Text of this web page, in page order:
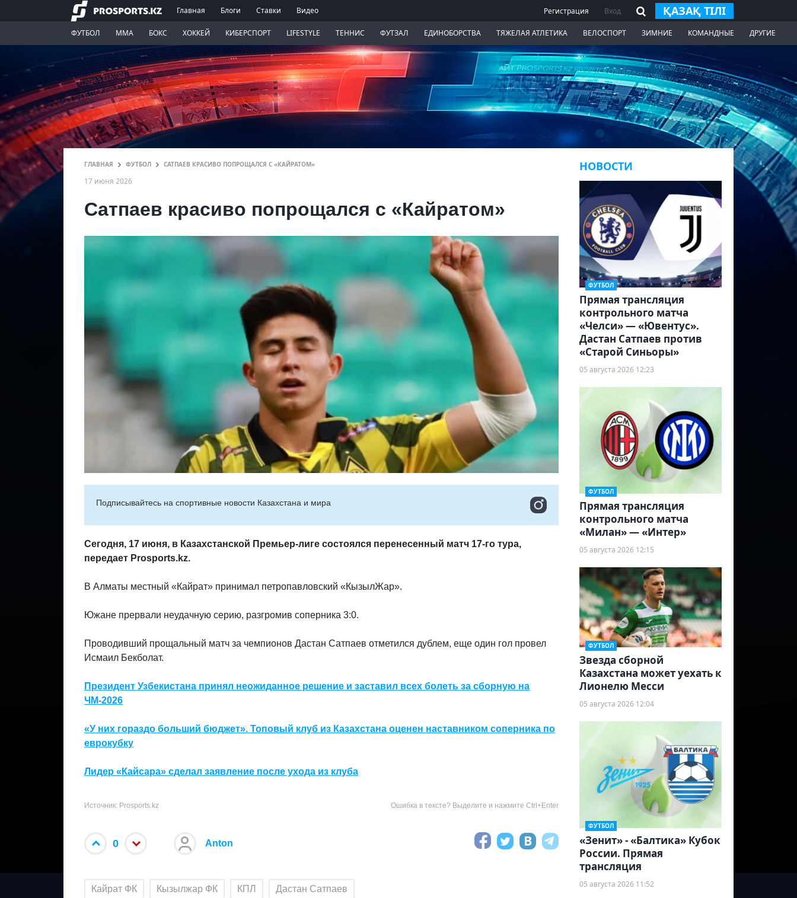
Главная Блоги Ставки Видео Регистрация Вход ҚАЗАҚ ТІЛІ
ФУТБОЛ ММА БОКС ХОККЕЙ КИБЕРСПОРТ LIFESTYLE ТЕННИС ФУТЗАЛ ЕДИНОБОРСТВА ТЯЖЕЛАЯ АТЛЕТИКА ВЕЛОСПОРТ ЗИМНИЕ КОМАНДНЫЕ ДРУГИЕ
ГЛАВНАЯ ФУТБОЛ САТПАЕВ КРАСИВО ПОПРОЩАЛСЯ С «КАЙРАТОМ»
17 июня 2026
Сатпаев красиво попрощался с «Кайратом»
Подписывайтесь на cпортивные новости Казахстана и мира
Сегодня, 17 июня, в Казахстанской Премьер-лиге состоялся перенесенный матч 17-го тура,
передает Prosports.kz.
В Алматы местный «Кайрат» принимал петропавловский «КызылЖар».
Южане прервали неудачную серию, разгромив соперника 3:0.
Проводивший прощальный матч за чемпионов Дастан Сатпаев отметился дублем, еще один гол провел
Исмаил Бекболат.
Президент Узбекистана принял неожиданное решение и заставил всех болеть за сборную на
ЧМ-2026
«У них гораздо больший бюджет». Топовый клуб из Казахстана оценен наставником соперника по
еврокубку
Лидер «Кайсара» сделал заявление после ухода из клуба
Источник: Prosports.kz Ошибка в тексте? Выделите и нажмите Ctrl+Enter
0 Anton
Кайрат ФК Кызылжар ФК КПЛ Дастан Сатпаев
НОВОСТИ
ФУТБОЛ
Прямая трансляция
контрольного матча
«Челси» — «Ювентус».
Дастан Сатпаев против
«Старой Синьоры»
05 августа 2026 12:23
ФУТБОЛ
Прямая трансляция
контрольного матча
«Милан» — «Интер»
05 августа 2026 12:15
ФУТБОЛ
Звезда сборной
Казахстана может уехать к
Лионелю Месси
05 августа 2026 12:04
ФУТБОЛ
«Зенит» - «Балтика» Кубок
России. Прямая
трансляция
05 августа 2026 11:52